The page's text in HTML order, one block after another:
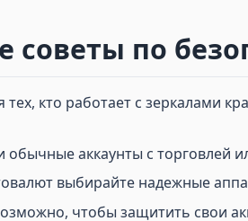
по
кто работает с зеркалами
обычные аккаунты с торговлей
выбирайте надежные
чтобы защитить свои